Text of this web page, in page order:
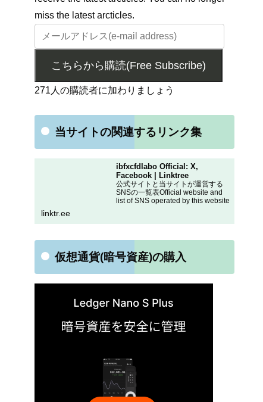
miss the latest arcticles.
こちらから購読(Free Subscribe)
271人の購読者に加わりましょう
当サイトの関連するリンク集
ibfxcfdlabo Official: X,
Facebook | Linktree
公式サイトと当サイトが運営する
SNSの一覧表Official website and
list of SNS operated by this website
linktr.ee
仮想通貨(暗号資産)の購入